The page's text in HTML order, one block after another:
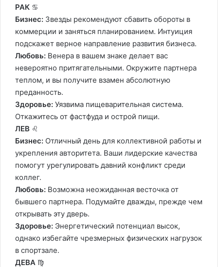
РАК ♋️
Бизнес: Звезды рекомендуют сбавить обороты в
коммерции и заняться планированием. Интуиция
подскажет верное направление развития бизнеса.
Любовь: Венера в вашем знаке делает вас
невероятно притягательными. Окружите партнера
теплом, и вы получите взамен абсолютную
преданность.
Здоровье: Уязвима пищеварительная система.
Откажитесь от фастфуда и острой пищи.
ЛЕВ ♌️
Бизнес: Отличный день для коллективной работы и
укрепления авторитета. Ваши лидерские качества
помогут урегулировать давний конфликт среди
коллег.
Любовь: Возможна неожиданная весточка от
бывшего партнера. Подумайте дважды, прежде чем
открывать эту дверь.
Здоровье: Энергетический потенциал высок,
однако избегайте чрезмерных физических нагрузок
в спортзале.
ДЕВА ♍️